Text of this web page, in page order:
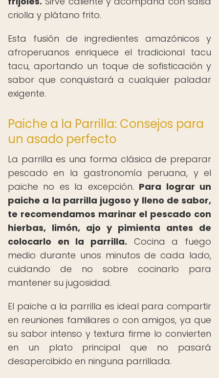
criolla y plátano frito.
Esta fusión de ingredientes amazónicos y
afroperuanos enriquece el tradicional tacu
tacu, aportando un toque de sofisticación y
sabor que conquistará a cualquier paladar
exigente.
Paiche a la Parrilla: Consejos para
un asado perfecto
La parrilla es una forma clásica de preparar
pescado en la gastronomía peruana, y el
paiche no es la excepción. Para lograr un
paiche a la parrilla jugoso y lleno de sabor,
te recomendamos marinar el pescado con
hierbas, limón, ajo y pimienta antes de
colocarlo en la parrilla. Cocina a fuego
medio durante unos minutos de cada lado,
cuidando de no sobre cocinarlo para
mantener su jugosidad.
El paiche a la parrilla es ideal para compartir
en reuniones familiares o con amigos, ya que
su sabor intenso y textura firme lo convierten
en un plato principal que no pasará
desapercibido en ninguna parrillada.